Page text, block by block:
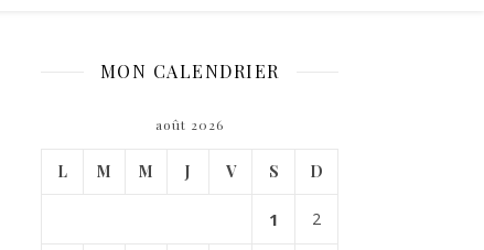
MON CALENDRIER
août 2026
L M M J V S D
1 2